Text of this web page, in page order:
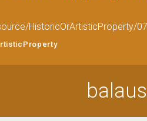
HistoricOrArtisticProperty/